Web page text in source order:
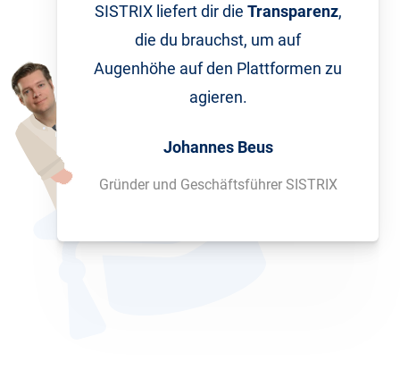
SISTRIX liefert dir die Transparenz,
die du brauchst, um auf
Augenhöhe auf den Plattformen zu
agieren.
Johannes Beus
Gründer und Geschäftsführer SISTRIX